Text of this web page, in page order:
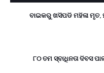
ବାଇକରୁ ଖସିପଡି ମହିଳା
୮୦ ତମ ସ୍ବାଧିନତା ଦିବସ